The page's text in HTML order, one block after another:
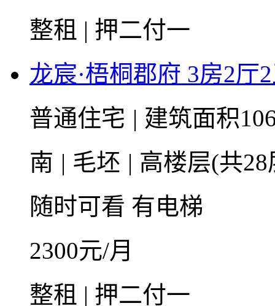
整租 | 押二付一
龙宸·梧桐郡府 3房2厅
普通住宅 | 建筑面积
南 | 毛坯 | 高楼层(共
随时可看 有电梯
2300元/月
整租 | 押二付一